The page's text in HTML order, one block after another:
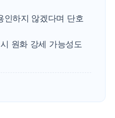
주한미군 "오산기지 누출, 백린 아
구미 폐염산처리업체서 불 2시간
해군과 함께하는 '불금전파, 송정' 시
강원도 폭염특보 11일째…온열질
인하지 않겠다며 단호
원화 강세 가능성도